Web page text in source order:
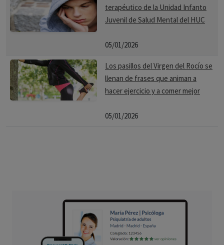
terapéutico de la Unidad Infanto
Juvenil de Salud Mental del HUC
05/01/2026
Los pasillos del Virgen del Rocío se
llenan de frases que animan a
hacer ejercicio y a comer mejor
05/01/2026